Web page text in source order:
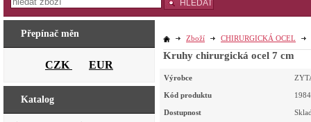
Přepínač měn
CZK EUR
Katalog
Zboží CHIRURGICKÁ OCEL
Kruhy chirurgická ocel 7 cm
Výrobce
Kód produktu
Dostupnost
HLEDAT